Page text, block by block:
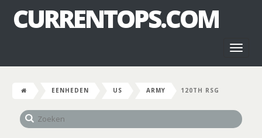
CURRENTOPS.COM
EENHEDEN US ARMY 120TH RSG